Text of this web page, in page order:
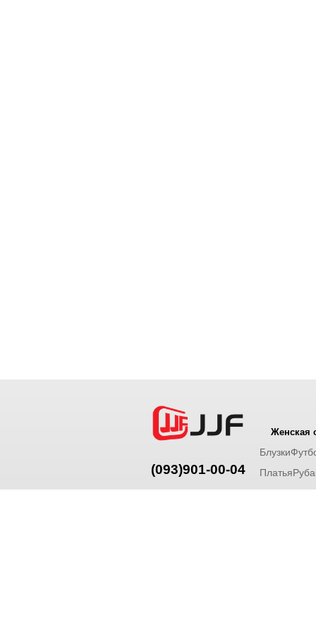
(093)901-00-04
Женская
Блузки
Платья